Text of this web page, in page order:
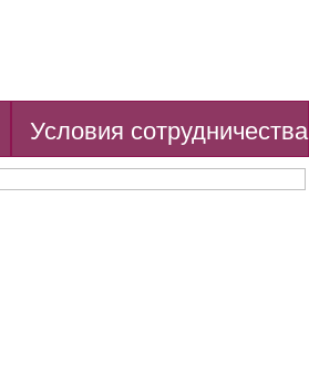
Условия сотрудничества